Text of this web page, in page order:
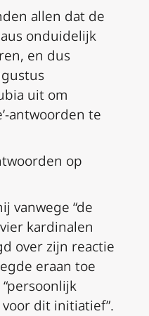
allen dat de
onduidelijk
en dus
uit om
antwoorden te
op
vanwege “de
kardinalen
over zijn reactie
eraan toe
dit initiatief”.